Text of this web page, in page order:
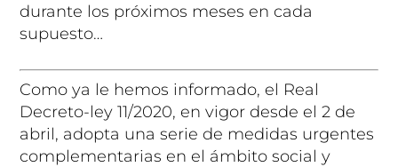
durante los próximos meses en cada
supuesto…
Como ya le hemos informado, el Real
Decreto-ley 11/2020, en vigor desde el 2 de
abril, adopta una serie de medidas urgentes
complementarias en el ámbito social y